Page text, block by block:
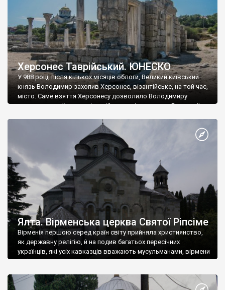
Херсонес Таврійський. ЮНЕСКО
У 988 році, після кількох місяців облоги, Великий київський
князь Володимир захопив Херсонес, візантійське, на той час,
місто. Саме взяття Херсонесу дозволило Володимиру
диктувати свої умови візантійському імператору Василю ІІ, та
Херсонесі Володимир-язичник, став Василем-християнином.
А потім було Хрещення Русі. На честь Херсонесу Таврійського
Ялта. Вірменська церква Святої Ріпсіме
Вірменія першою серед країн світу прийняла християнство,
як державну релігію, й на подив багатьох пересічних
українців, які усіх кавказців вважають мусульманами, вірмени
є відданими вірянами Христа